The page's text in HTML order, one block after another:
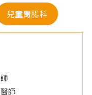
兒童胃腸科
師